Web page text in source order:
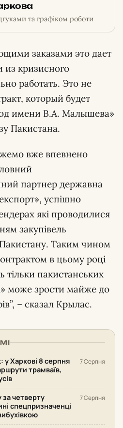
та графіком роботи
заказами это дает
из кризисного
работать. Это не
который будет
имени В.А. Малышева»
Пакистана.
вже впевнено
партнер державна
успішно
які проводилися
закупівель
Таким чином
в цьому році
тільки пакистанських
може зрости майже до
– сказал Крылас.
Харкові 8 серпня
трамваїв,
7 Серпня
за четверту
спецпризначенці
7 Серпня